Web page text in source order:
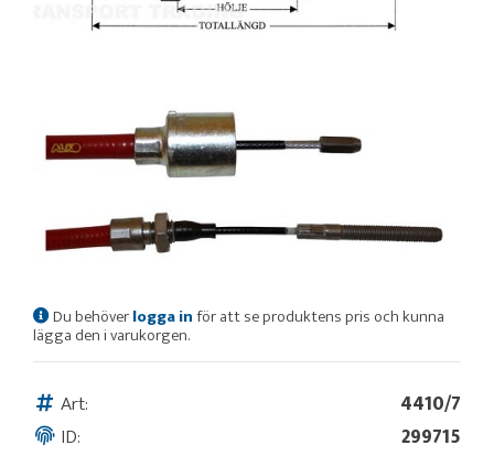
Du behöverlogga inför att se produktens pris och kunna
lägga den i varukorgen.
Art:
4410/7
ID:
299715